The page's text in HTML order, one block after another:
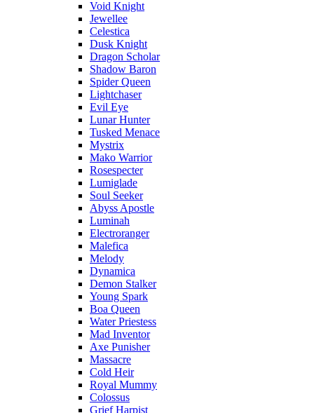
Void Knight
Jewellee
Celestica
Dusk Knight
Dragon Scholar
Shadow Baron
Spider Queen
Lightchaser
Evil Eye
Lunar Hunter
Tusked Menace
Mystrix
Mako Warrior
Rosespecter
Lumiglade
Soul Seeker
Abyss Apostle
Luminah
Electroranger
Malefica
Melody
Dynamica
Demon Stalker
Young Spark
Boa Queen
Water Priestess
Mad Inventor
Axe Punisher
Massacre
Cold Heir
Royal Mummy
Colossus
Grief Harpist